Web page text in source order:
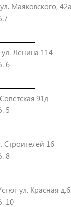
Маяковского, 42а
ул. Ленина 114
6
91д
5
Строителей 16
8
ул. Красная
10